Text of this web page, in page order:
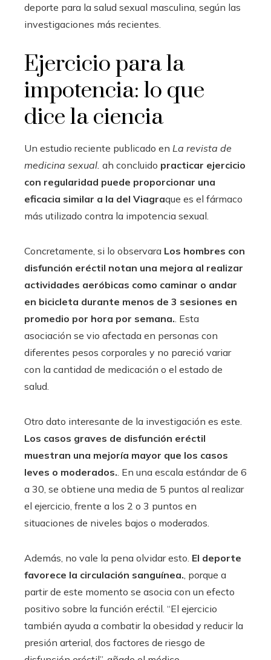
deporte para la salud sexual masculina, según las
investigaciones más recientes.
Ejercicio para la
impotencia: lo que
dice la ciencia
Un estudio reciente publicado en La revista de
medicina sexual. ah concluido practicar ejercicio
con regularidad puede proporcionar una
eficacia similar a la del Viagraque es el fármaco
más utilizado contra la impotencia sexual.
Concretamente, si lo observara Los hombres con
disfunción eréctil notan una mejora al realizar
actividades aeróbicas como caminar o andar
en bicicleta durante menos de 3 sesiones en
promedio por hora por semana. . Esta
asociación se vio afectada en personas con
diferentes pesos corporales y no pareció variar
con la cantidad de medicación o el estado de
salud.
Otro dato interesante de la investigación es este.
Los casos graves de disfunción eréctil
muestran una mejoría mayor que los casos
leves o moderados. . En una escala estándar de 6
a 30, se obtiene una media de 5 puntos al realizar
el ejercicio, frente a los 2 o 3 puntos en
situaciones de niveles bajos o moderados.
Además, no vale la pena olvidar esto. El deporte
favorece la circulación sanguínea. , porque a
partir de este momento se asocia con un efecto
positivo sobre la función eréctil. “El ejercicio
también ayuda a combatir la obesidad y reducir la
presión arterial, dos factores de riesgo de